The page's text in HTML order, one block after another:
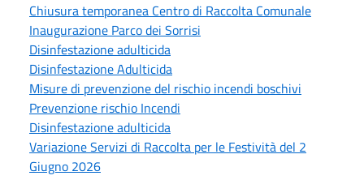
Chiusura temporanea Centro di Raccolta Comunale
Inaugurazione Parco dei Sorrisi
Disinfestazione adulticida
Disinfestazione Adulticida
Misure di prevenzione del rischio incendi boschivi
Prevenzione rischio Incendi
Disinfestazione adulticida
Variazione Servizi di Raccolta per le Festività del 2
Giugno 2026